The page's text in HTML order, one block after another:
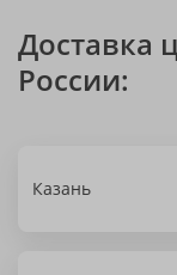
Доставка
России:
Казань